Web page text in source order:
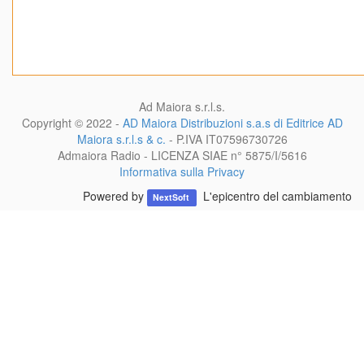
Ad Maiora s.r.l.s.
Copyright © 2022 - AD Maiora Distribuzioni s.a.s di Editrice AD
Maiora s.r.l.s & c. - P.IVA IT07596730726
Admaiora Radio - LICENZA SIAE n° 5875/I/5616
Informativa sulla Privacy
Powered by NextSoft L'epicentro del cambiamento